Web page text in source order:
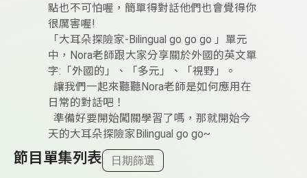
點也不可怕喔，簡單得對話他們也會覺得你
很厲害喔!
「大耳朵探險家-Bilingual go go go 」單元
中，Nora老師跟大家分享關於外國的英文單
字:「外國的」、「多元」、「視野」。
讓我們一起來聽聽Nora老師是如何應用在
日常的對話吧！
準備好要開始闖關學習了嗎，那就開始今
天的大耳朵探險家Bilingual go go~
節目單集列表 日期篩選